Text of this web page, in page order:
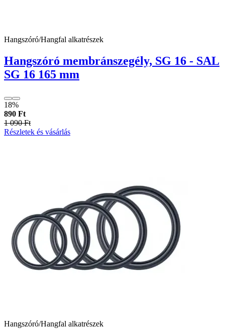
Hangszóró/Hangfal alkatrészek
Hangszóró membránszegély, SG 16 - SAL
SG 16 165 mm
18%
890 Ft
1 090 Ft
Részletek és vásárlás
Hangszóró/Hangfal alkatrészek